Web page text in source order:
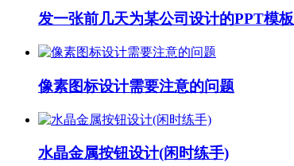
发一张前几天为某公司设计的PPT模板
像素图标设计需要注意的问题
水晶金属按钮设计(闲时练手)